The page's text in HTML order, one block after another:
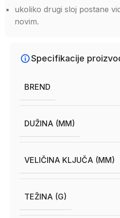
ukoliko drugi sloj postane
novim.
Specifikacije
BREND
DUŽINA (MM)
VELIČINA KLJUČA (MM)
TEŽINA (G)